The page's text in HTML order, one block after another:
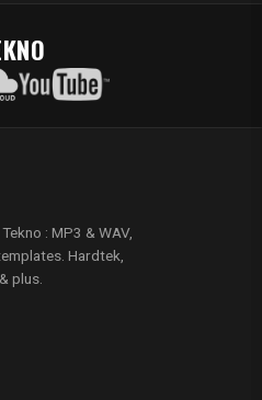
: MP3 & WAV,
Hardtek,
plus.